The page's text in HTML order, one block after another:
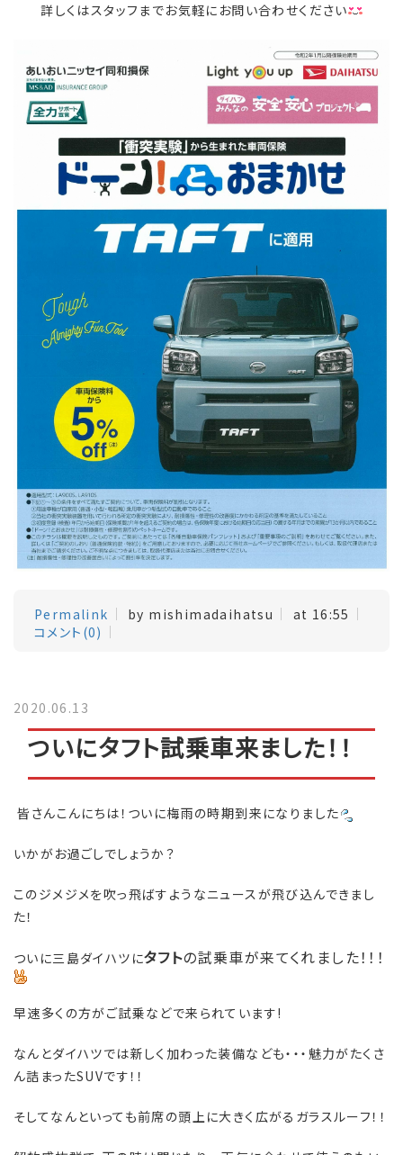
詳しくはスタッフまでお気軽にお問い合わせください
Permalink by mishimadaihatsu
at 16:55
コメント(0)
2020.06.13
ついにタフト試乗車来ました！！
皆さんこんにちは！ついに梅雨の時期到来になりました
いかがお過ごしでしょうか？
このジメジメを吹っ飛ばすようなニュースが飛び込んできまし
た！
ついに三島ダイハツにタフトの試乗車が来てくれました！！！
早速多くの方がご試乗などで来られています!
なんとダイハツでは新しく加わった装備なども・・・魅力がたくさ
ん詰まったSUVです！！
そしてなんといっても前席の頭上に大きく広がるガラスルーフ！！